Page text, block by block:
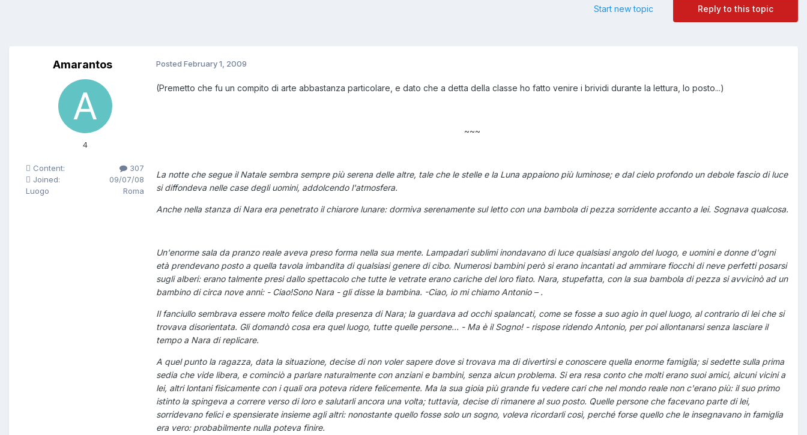
Reply to this topic
Start new topic
Amarantos
4
Content:
307
Joined:
09/07/08
Luogo
Roma
Posted February 1, 2009
(Premetto che fu un compito di arte abbastanza particolare, e dato che a detta della classe ho fatto venire i brividi durante la lettura, lo posto...)
~~~
La notte che segue il Natale sembra sempre più serena delle altre, tale che le stelle e la Luna appaiono più luminose; e dal cielo profondo un debole fascio di luce
si diffondeva nelle case degli uomini, addolcendo l'atmosfera.
Anche nella stanza di Nara era penetrato il chiarore lunare: dormiva serenamente sul letto con una bambola di pezza sorridente accanto a lei. Sognava qualcosa.
Un'enorme sala da pranzo reale aveva preso forma nella sua mente. Lampadari sublimi inondavano di luce qualsiasi angolo del luogo, e uomini e donne d'ogni
età prendevano posto a quella tavola imbandita di qualsiasi genere di cibo. Numerosi bambini però si erano incantati ad ammirare fiocchi di neve perfetti posarsi
sugli alberi: erano talmente presi dallo spettacolo che tutte le vetrate erano cariche del loro fiato. Nara, stupefatta, con la sua bambola di pezza si avvicinò ad un
bambino di circa nove anni: - Ciao!Sono Nara - gli disse la bambina. -Ciao, io mi chiamo Antonio – .
Il fanciullo sembrava essere molto felice della presenza di Nara; la guardava ad occhi spalancati, come se fosse a suo agio in quel luogo, al contrario di lei che si
trovava disorientata. Gli domandò cosa era quel luogo, tutte quelle persone... - Ma è il Sogno! - rispose ridendo Antonio, per poi allontanarsi senza lasciare il
tempo a Nara di replicare.
A quel punto la ragazza, data la situazione, decise di non voler sapere dove si trovava ma di divertirsi e conoscere quella enorme famiglia; si sedette sulla prima
sedia che vide libera, e cominciò a parlare naturalmente con anziani e bambini, senza alcun problema. Si era resa conto che molti erano suoi amici, alcuni vicini a
lei, altri lontani fisicamente con i quali ora poteva ridere felicemente. Ma la sua gioia più grande fu vedere cari che nel mondo reale non c'erano più: il suo primo
istinto la spingeva a correre verso di loro e salutarli ancora una volta; tuttavia, decise di rimanere al suo posto. Quelle persone che facevano parte di lei,
sorridevano felici e spensierate insieme agli altri: nonostante quello fosse solo un sogno, voleva ricordarli così, perché forse quello che le insegnavano in famiglia
era vero: probabilmente nulla poteva finire.